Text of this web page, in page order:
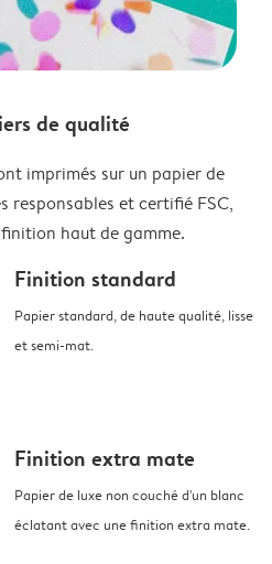
de qualité
imprimés sur un papier de
responsables et certifié FSC,
haut de gamme.
Finition standard
Papier standard, de haute qualité, lisse
et semi-mat.
Finition extra mate
Papier de luxe non couché d'un blanc
éclatant avec une finition extra mate.